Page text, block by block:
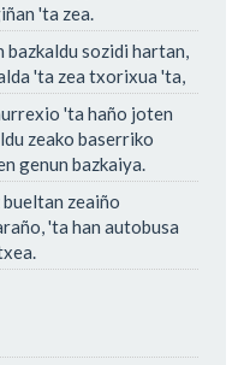
'ta zea.
sozidi hartan,
'ta zea txorixua 'ta,
'ta haño joten
zeako baserriko
genun bazkaiya.
zeaiño
'ta han autobusa